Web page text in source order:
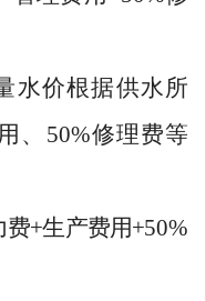
水价根据供水所
、 50%修理费等
+生产费用+50%